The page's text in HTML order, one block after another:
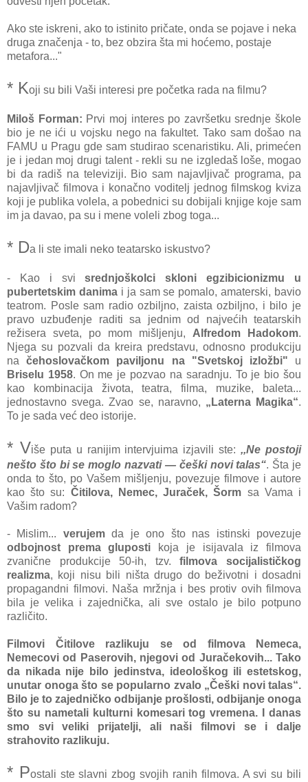
Ako ste iskreni, ako to istinito pričate, onda se pojave i neka
druga značenja - to, bez obzira šta mi hoćemo, postaje
metafora..."
* Koji su bili Vaši interesi pre početka rada na filmu?
Miloš Forman: Prvi moj interes po završetku srednje škole
bio je ne ići u vojsku nego na fakultet. Tako sam došao na
FAMU u Pragu gde sam studirao scenaristiku. Ali, primećen
je i jedan moj drugi talent - rekli su ne izgledaš loše, mogao
bi da radiš na televiziji. Bio sam najavljivač programa, pa
najavljivač filmova i konačno voditelj jednog filmskog kviza
koji je publika volela, a pobednici su dobijali knjige koje sam
im ja davao, pa su i mene voleli zbog toga...
* Da li ste imali neko teatarsko iskustvo?
- Kao i svisrednjoškolci skloni egzibicionizmu u
pubertetskim danimai ja sam se pomalo, amaterski, bavio
teatrom. Posle sam radio ozbiljno, zaista ozbiljno, i bilo je
pravo uzbuđenje raditi sa jednim od najvećih teatarskih
režisera sveta, po mom mišljenju, Alfredom Hadokom.
Njega su pozvali da kreira predstavu, odnosno produkciju
načehoslovačkom paviljonu na "Svetskoj izložbi" u
Briselu 1958. On me je pozvao na saradnju. To je bio šou
kao kombinacija života, teatra, filma, muzike, baleta...
jednostavno svega. Zvao se, naravno, „Laterna Magika“.
To je sada već deo istorije.
* Više puta u ranijim intervjuima izjavili ste:,,Ne postoji
nešto što bi se moglo nazvati — češki novi talas“. Šta je
onda to što, po Vašem mišljenju, povezuje filmove i autore
kao što su: Čitilova, Nemec, Juraček, Šorm sa Vama i
Vašim radom?
- Mislim... verujemda je ono što nas istinski povezuje
odbojnost prema gluposti
koja je isijavala iz filmova
zvanične produkcije 50-ih, tzv.filmova socijalističkog
realizma, koji nisu bili ništa drugo do beživotni i dosadni
propagandni filmovi. Naša mržnja i bes protiv ovih filmova
bila je velika i zajednička, ali sve ostalo je bilo potpuno
različito.
Filmovi Čitilove razlikuju se od filmova Nemeca,
Nemecovi od Paserovih, njegovi od Juračekovih... Tako
da nikada nije bilo jedinstva, ideološkog ili estetskog,
unutar onoga što se popularno zvalo „Češki novi talas“.
Bilo je to zajedničko odbijanje prošlosti, odbijanje onoga
što su nametali kulturni komesari tog vremena. I danas
smo svi veliki prijatelji, ali naši filmovi se i dalje
strahovito razlikuju.
* Postali ste slavni zbog svojih ranih filmova. A svi su bili